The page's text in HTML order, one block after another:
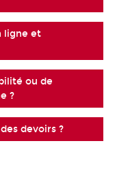
ligne et
ou de
?
devoirs ?